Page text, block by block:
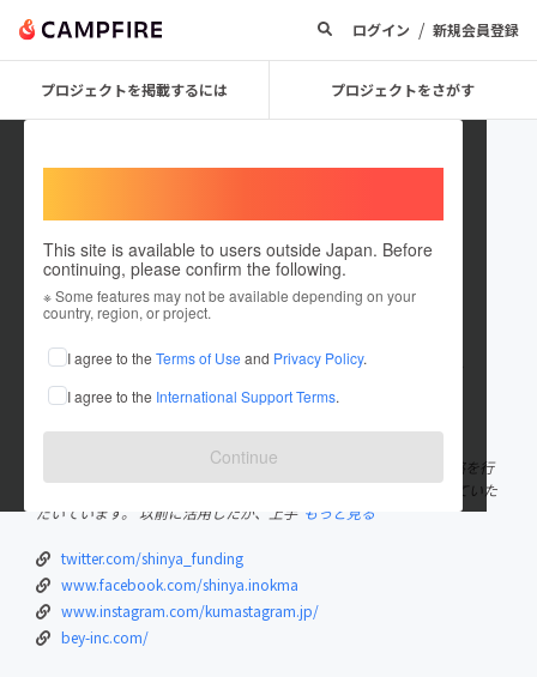
ログイン / 新規会員登録
プロジェクトを掲載するには プロジェクトをさがす
This site is available to users outside Japan. Before
continuing, please confirm the following.
※ Some features may not be available depending on your
country, region, or project.
I agree to the Terms of Use and Privacy Policy.
I agree to the International Support Terms.
Continue
Shinya Inokuma
これまでに106回支援して6件のプロジェクトを投稿しています
在住国：日本 現在地：神奈川県
出身国：日本 出身地：兵庫県
---bey株式会社--- インフルエンサーを活用したマーケティング戦略を行
なっています。 初めて活用される方にもわかりやすくご案内させていた
だいています。 以前に活用したが、上手 もっと見る
twitter.com/shinya_funding
www.facebook.com/shinya.inokma
www.instagram.com/kumastagram.jp/
bey-inc.com/